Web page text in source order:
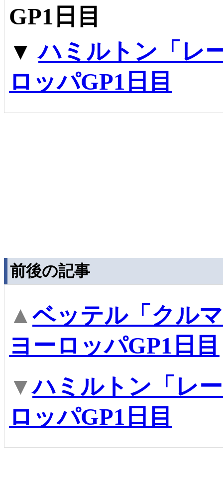
GP1日目
▼ハミルトン「レ
ロッパGP1日目
前後の記事
▲ベッテル「クル
ヨーロッパGP1日目
▼ハミルトン「レ
ロッパGP1日目